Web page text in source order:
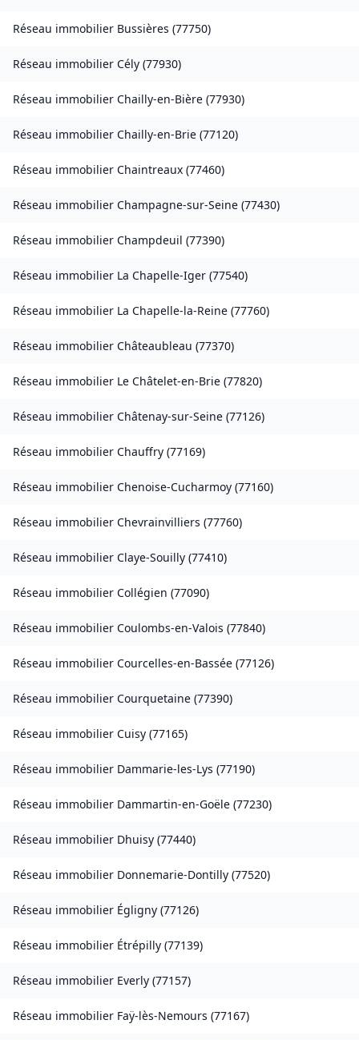
Réseau immobilier Bussières (77750)
Réseau immobilier Cély (77930)
Réseau immobilier Chailly-en-Bière (77930)
Réseau immobilier Chailly-en-Brie (77120)
Réseau immobilier Chaintreaux (77460)
Réseau immobilier Champagne-sur-Seine (77430)
Réseau immobilier Champdeuil (77390)
Réseau immobilier La Chapelle-Iger (77540)
Réseau immobilier La Chapelle-la-Reine (77760)
Réseau immobilier Châteaubleau (77370)
Réseau immobilier Le Châtelet-en-Brie (77820)
Réseau immobilier Châtenay-sur-Seine (77126)
Réseau immobilier Chauffry (77169)
Réseau immobilier Chenoise-Cucharmoy (77160)
Réseau immobilier Chevrainvilliers (77760)
Réseau immobilier Claye-Souilly (77410)
Réseau immobilier Collégien (77090)
Réseau immobilier Coulombs-en-Valois (77840)
Réseau immobilier Courcelles-en-Bassée (77126)
Réseau immobilier Courquetaine (77390)
Réseau immobilier Cuisy (77165)
Réseau immobilier Dammarie-les-Lys (77190)
Réseau immobilier Dammartin-en-Goële (77230)
Réseau immobilier Dhuisy (77440)
Réseau immobilier Donnemarie-Dontilly (77520)
Réseau immobilier Égligny (77126)
Réseau immobilier Étrépilly (77139)
Réseau immobilier Everly (77157)
Réseau immobilier Faÿ-lès-Nemours (77167)